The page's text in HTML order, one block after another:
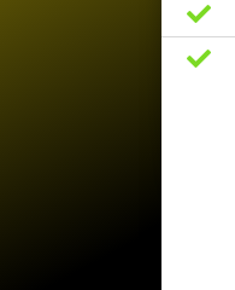

